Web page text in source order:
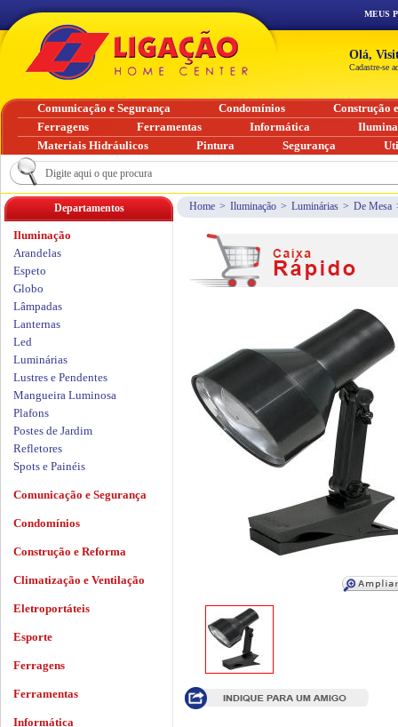
Home > Iluminação > Luminárias > De Mesa
Departamentos
Iluminação
Arandelas
Espeto
Globo
Lâmpadas
Lanternas
Led
Luminárias
Lustres e Pendentes
Mangueira Luminosa
Plafons
Postes de Jardim
Refletores
Spots e Painéis
Comunicação e Segurança
Condomínios
Construção e Reforma
Climatização e Ventilação
Eletroportáteis
Esporte
Ferragens
Ferramentas
Informática
MEUS
Olá,
Cadastre-se
Comunicação e Segurança Condomínios
Construção
Ferragens
Ferramentas Informática
Materiais Hidráulicos
Pintura Segurança